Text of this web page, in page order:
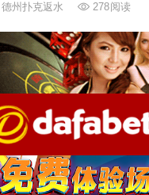
德州扑克返水 278阅读